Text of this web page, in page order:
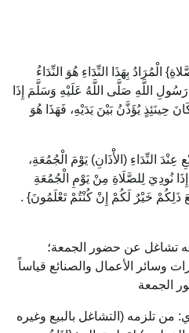
الْمُرَادُ بِهَذَا النِّدَاءِ هُوَ النِّدَاءُ
اللَّهِ صَلَّى اللَّهُ عَلَيْهِ وَسَلَّمَ إِذَا
حِينَئِذٍ يُؤَذَّنُ بَيْنَ يَدَيْهِ، فَهَذَا هُوَ
عِنْدَ النِّدَاءِ (الأَْذَانِ) يَوْمَ الْجُمُعَةِ،
إِذَا نُودِيَ لِلصَّلَاةِ مِنْ يَوْمِ الْجُمُعَةِ
ذَلِكُمْ خَيْرٌ لَكُمْ إِنْ كُنْتُمْ تَعْلَمُونَ} .
تشاغل عن حضور الجمعة؛
وسائر الأعمال والصنائع قياساً
الجمعة
تلزمه (التشاغل بالبيع وغيره